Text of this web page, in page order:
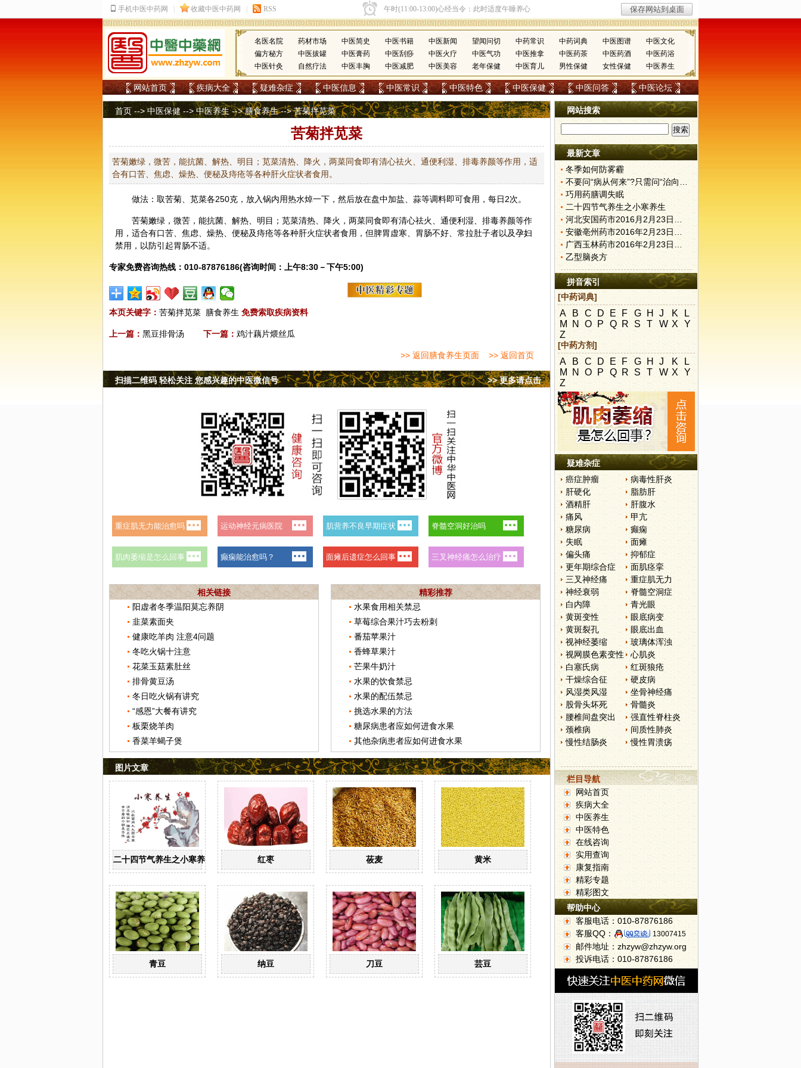
名医名院 药材市场 中医简史 中医书籍 中医新闻 望闻问切 中药常识 中药词典 中医图谱
中医文化
偏方秘方
中医拔罐 中医膏药 中医刮痧 中医火疗 中医气功 中医推拿 中医药茶 中医药酒
中医药浴
中医针灸
自然疗法 中医丰胸 中医减肥 中医美容 老年保健 中医育儿 男性保健 女性保健 中医养生
网站首页 疾病大全 疑难杂症 中医信息 中医常识 中医特色 中医保健 中医问答 中医论坛
首页 -->中医保健 -->中医养生-->膳食养生--> 苦菊拌苋菜
苦菊拌苋菜
苦菊嫩绿，微苦，能抗菌、解热、明目；苋菜清热、降火，两菜同食即有清心祛火、通便利湿、排毒养颜等作用，适
合有口苦、焦虑、燥热、便秘及痔疮等各种肝火症状者食用。
做法：取苦菊、苋菜各250克，放入锅内用热水焯一下，然后放在盘中加盐、蒜等调料即可食用，每日2次。
苦菊嫩绿，微苦，能抗菌、解热、明目；苋菜清热、降火，两菜同食即有清心祛火、通便利湿、排毒养颜等作
用，适合有口苦、焦虑、燥热、便秘及痔疮等各种肝火症状者食用，但脾胃虚寒、胃肠不好、常拉肚子者以及孕妇
禁用，以防引起胃肠不适。
专家免费咨询热线：010-87876186(咨询时间：上午8:30－下午5:00)
本页关键字： 苦菊拌苋菜 膳食养生 免费索取疾病资料
上一篇： 黑豆排骨汤 下一篇： 鸡汁藕片煨丝瓜
>> 返回膳食养生页面 >> 返回首页
>> 更多请点击
扫描二维码 轻松关注 您感兴趣的中医微信号
相关链接
阳虚者冬季温阳莫忘养阴
韭菜素面夹
健康吃羊肉 注意4问题
冬吃火锅十注意
花菜玉菇素肚丝
排骨黄豆汤
冬日吃火锅有讲究
“感恩”大餐有讲究
板栗烧羊肉
香菜羊蝎子煲
精彩推荐
水果食用相关禁忌
草莓综合果汁巧去粉刺
番茄苹果汁
香蜂草果汁
芒果牛奶汁
水果的饮食禁忌
水果的配伍禁忌
挑选水果的方法
糖尿病患者应如何进食水果
其他杂病患者应如何进食水果
图片文章
二十四节气养生之小寒养生 红枣 莜麦 黄米
青豆 纳豆 刀豆 芸豆
网站搜索
最新文章
冬季如何防雾霾
不要问“病从何来”?只需问“治向何去”?
巧用药膳调失眠
二十四节气养生之小寒养生
河北安国药市2016月2月23日快讯
安徽亳州药市2016年2月23日快讯
广西玉林药市2016年2月23日快讯
乙型脑炎方
拼音索引
[中药词典]
A B C D E F G H J K
L
M N O P Q R S T W X
Y
Z
[中药方剂]
A B C D E F G H J K
L
M N O P Q R S T W X
Y
Z
疑难杂症
癌症肿瘤
病毒性肝炎
肝硬化
脂肪肝
酒精肝
肝腹水
痛风
甲亢
糖尿病
癫痫
失眠
面瘫
偏头痛
抑郁症
更年期综合症
面肌痉挛
三叉神经痛
重症肌无力
神经衰弱
脊髓空洞症
白内障
青光眼
黄斑变性
眼底病变
黄斑裂孔
眼底出血
视神经萎缩
玻璃体浑浊
视网膜色素变性
心肌炎
白塞氏病
红斑狼疮
干燥综合征
硬皮病
风湿类风湿
坐骨神经痛
股骨头坏死
骨髓炎
腰椎间盘突出
强直性脊柱炎
颈椎病
间质性肺炎
慢性结肠炎
慢性胃溃疡
栏目导航
网站首页
疾病大全
中医养生
中医特色
在线咨询
实用查询
康复指南
精彩专题
精彩图文
帮助中心
客服电话：010-87876186
客服QQ：
13007415
邮件地址：zhzyw@zhzyw.org
投诉电话：010-87876186